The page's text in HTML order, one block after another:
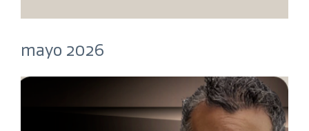
mayo 2026